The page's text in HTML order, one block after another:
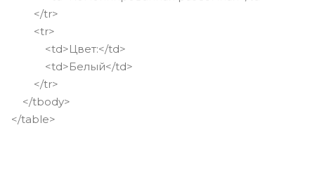
</tr>
<tr>
<td>Цвет:</td>
<td>Белый</td>
</tr>
</tbody>
</table>